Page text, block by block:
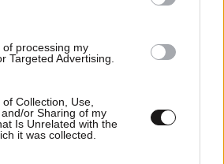
processing my
Targeted Advertising.
Collection, Use,
or Sharing of my
Is Unrelated with the
it was collected.